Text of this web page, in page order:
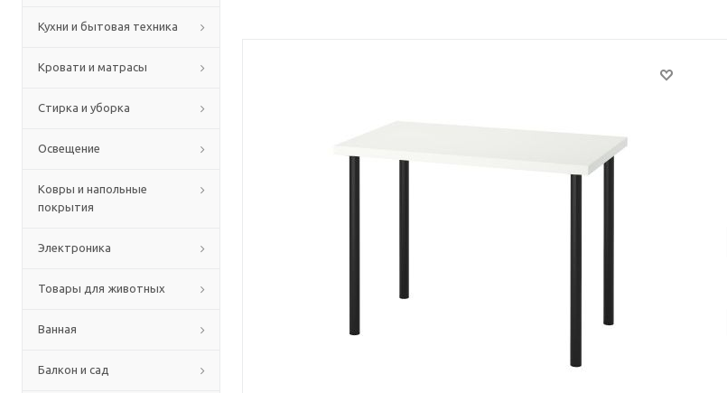
Кухни и бытовая техника
Кровати и матрасы
Стирка и уборка
Освещение
Ковры и напольные
покрытия
Электроника
Товары для животных
Ванная
Балкон и сад